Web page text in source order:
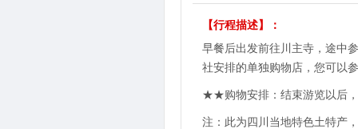
【行程描述】：
早餐后出发前往川主寺，途中
社安排的单独购物店，您可以
★★购物安排：结束游览以后
注：此为四川当地特色土特产